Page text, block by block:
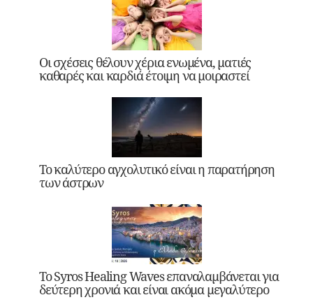
Οι σχέσεις θέλουν χέρια ενωμένα, ματιές
καθαρές και καρδιά έτοιμη να μοιραστεί
Το καλύτερο αγχολυτικό είναι η παρατήρηση
των άστρων
Το Syros Healing Waves επαναλαμβάνεται για
δεύτερη χρονιά και είναι ακόμα μεγαλύτερο